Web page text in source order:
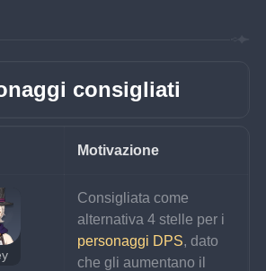
consigliati
Motivazione
Consigliata come
alternativa 4 stelle per i
personaggi DPS, dato
che gli aumentano il